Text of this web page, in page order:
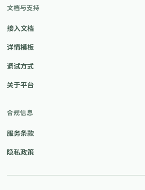
文档与支持
接入文档
详情模板
调试方式
关于平台
合规信息
服务条款
隐私政策